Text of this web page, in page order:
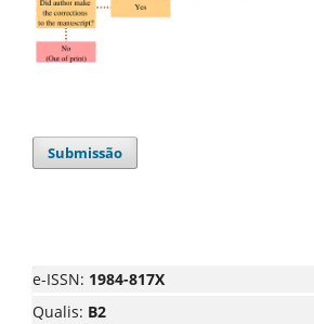
Submissão
e-ISSN: 1984-817X
Qualis: B2